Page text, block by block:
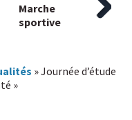
Article
suivant
Marche
sportive
» Journée d’étude
»